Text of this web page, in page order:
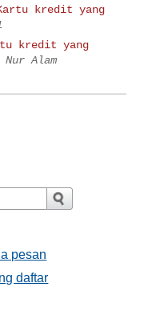
kredit yang
kredit yang
Nur Alam
pesan
daftar